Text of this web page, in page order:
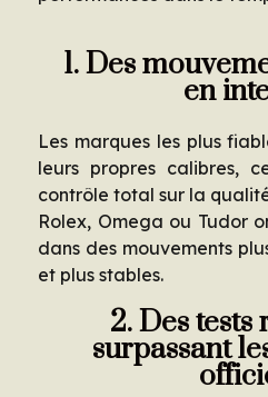
1. Des
en
Les marques les plus
leurs propres calibres,
contrôle total sur la
Rolex, Omega ou Tudor
dans des mouvements
et plus stables.
2. Des
surpassant